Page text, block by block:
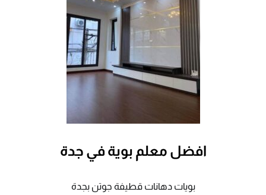
افضل معلم بوية في جدة
بويات دهانات قطيفة جوتن بجدة